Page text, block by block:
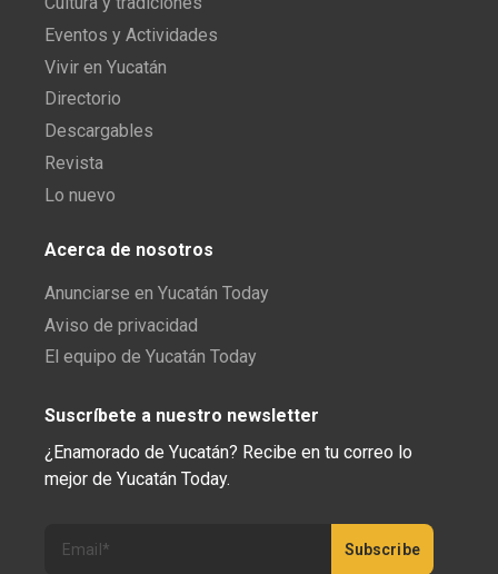
Eventos y Actividades
Vivir en Yucatán
Directorio
Descargables
Revista
Lo nuevo
Acerca de nosotros
Anunciarse en Yucatán Today
Aviso de privacidad
El equipo de Yucatán Today
Suscríbete a nuestro newsletter
¿Enamorado de Yucatán? Recibe en tu correo lo
mejor de Yucatán Today.